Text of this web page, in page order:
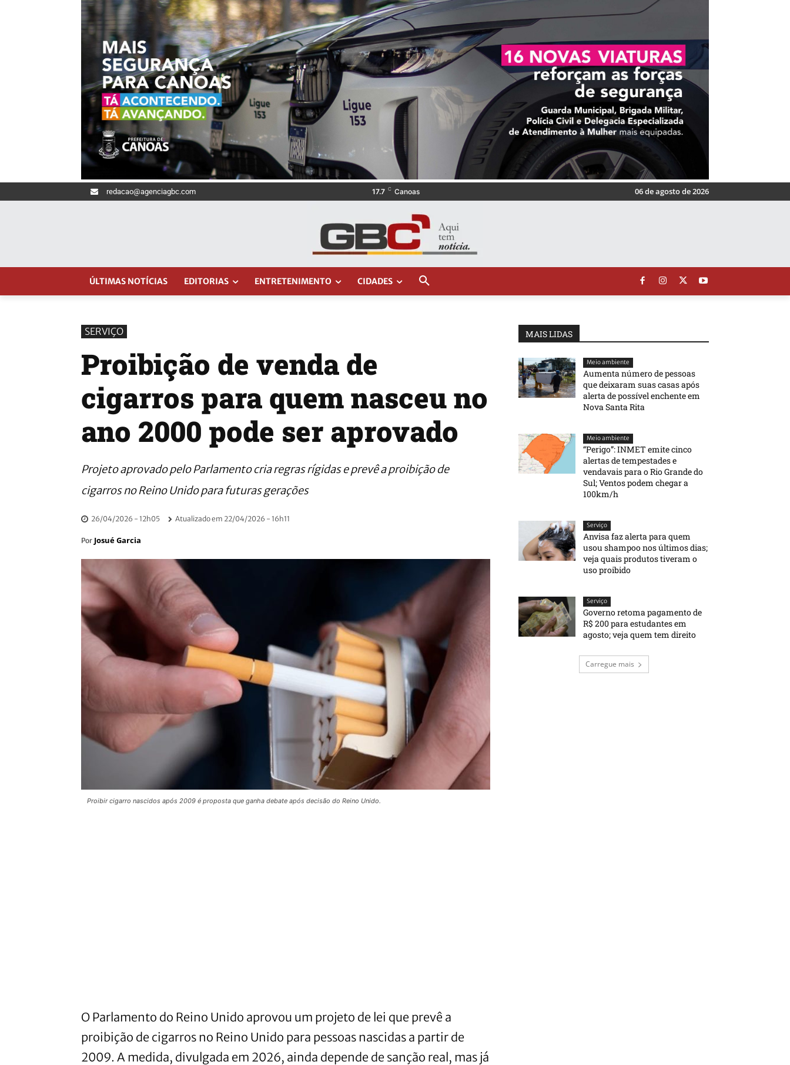
redacao@agenciagbc.com 17.7 C Canoas 06 de agosto de 2026
ÚLTIMAS NOTÍCIAS EDITORIAS ENTRETENIMENTO CIDADES
SERVIÇO
Proibição de venda de
cigarros para quem nasceu no
ano 2000 pode ser aprovado
Projeto aprovado pelo Parlamento cria regras rígidas e prevê a proibição de
cigarros no Reino Unido para futuras gerações
26/04/2026 - 12h05 Atualizado em 22/04/2026 - 16h11
Por Josué Garcia
Proibir cigarro nascidos após 2009 é proposta que ganha debate após decisão do Reino Unido.
O Parlamento do Reino Unido aprovou um projeto de lei que prevê a
proibição de cigarros no Reino Unido para pessoas nascidas a partir de
2009. A medida, divulgada em 2026, ainda depende de sanção real, mas já
MAIS LIDAS
Meio ambiente
Aumenta número de pessoas
que deixaram suas casas após
alerta de possível enchente em
Nova Santa Rita
Meio ambiente
“Perigo”: INMET emite cinco
alertas de tempestades e
vendavais para o Rio Grande do
Sul; Ventos podem chegar a
100km/h
Serviço
Anvisa faz alerta para quem
usou shampoo nos últimos dias;
veja quais produtos tiveram o
uso proibido
Serviço
Governo retoma pagamento de
R$ 200 para estudantes em
agosto; veja quem tem direito
Carregue mais